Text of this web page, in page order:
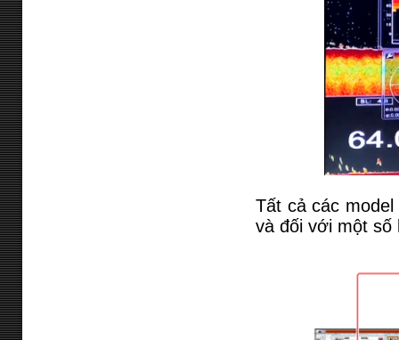
Tất cả các
và đối với một số